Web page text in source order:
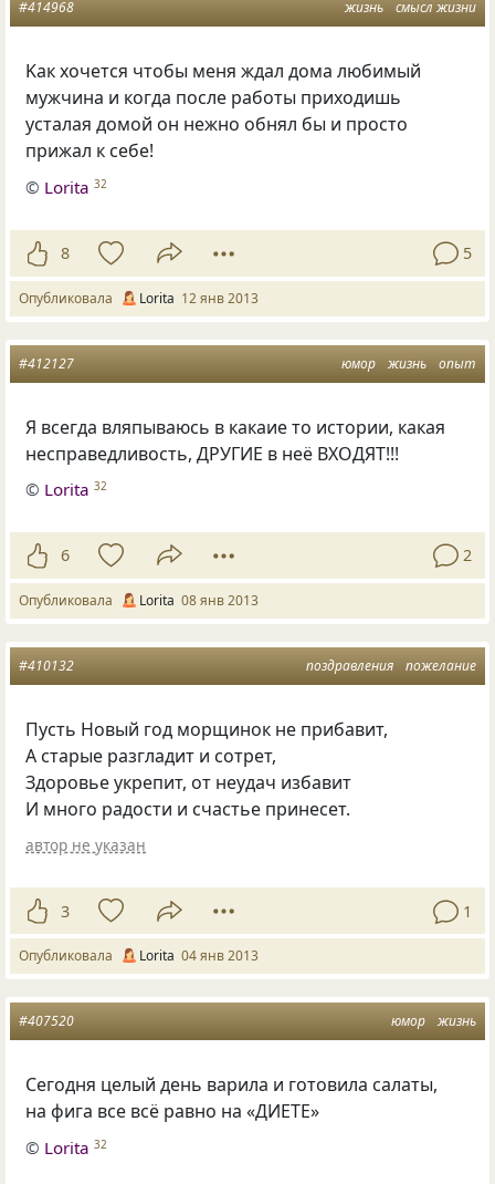
жизнь смысл жизни
#414968
Kaк хочется чтобы меня ждал дома любимый
мужчина и когда после работы приходишь
усталая домой он нежно обнял бы и просто
прижал к себе!
© Lorita 32
8 5
Опубликовала Lorita 12 янв 2013
юмор жизнь опыт
#412127
Я всегда вляпываюсь в какаие то истории, какая
несправедливость, ДРУГИЕ в неё ВХОДЯТ!!!
© Lorita 32
6 2
Опубликовала Lorita 08 янв 2013
поздравления пожелание
#410132
Пусть Новый год морщинок не прибавит,
А старые разгладит и сотрет,
Здоровье укрепит, от неудач избавит
И много радости и счастье принесет.
автор не указан
3 1
Опубликовала Lorita 04 янв 2013
юмор жизнь
#407520
Сегодня целый день варила и готовила салаты,
на фига все всё равно на «ДИЕТЕ»
© Lorita 32